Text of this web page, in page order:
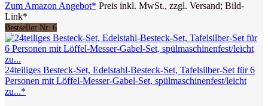
Zum Amazon Angebot* Preis inkl. MwSt., zzgl. Versand; Bild-
Link*
Bestseller Nr. 6
24teiliges Besteck-Set, Edelstahl-Besteck-Set, Tafelsilber-Set für 6
Personen mit Löffel-Messer-Gabel-Set, spülmaschinenfest/leicht
zu...*